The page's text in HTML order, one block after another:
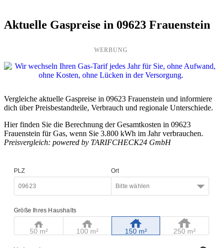
Aktuelle Gaspreise in 09623 Frauenstein
WERBUNG
Vergleiche aktuelle Gaspreise in 09623 Frauenstein und informiere
dich über Preisbestandteile, Verbrauch und regionale Unterschiede.
Hier finden Sie die Berechnung der Gesamtkosten in 09623
Frauenstein für Gas, wenn Sie 3.800 kWh im Jahr verbrauchen.
Preisvergleich: powered by TARIFCHECK24 GmbH